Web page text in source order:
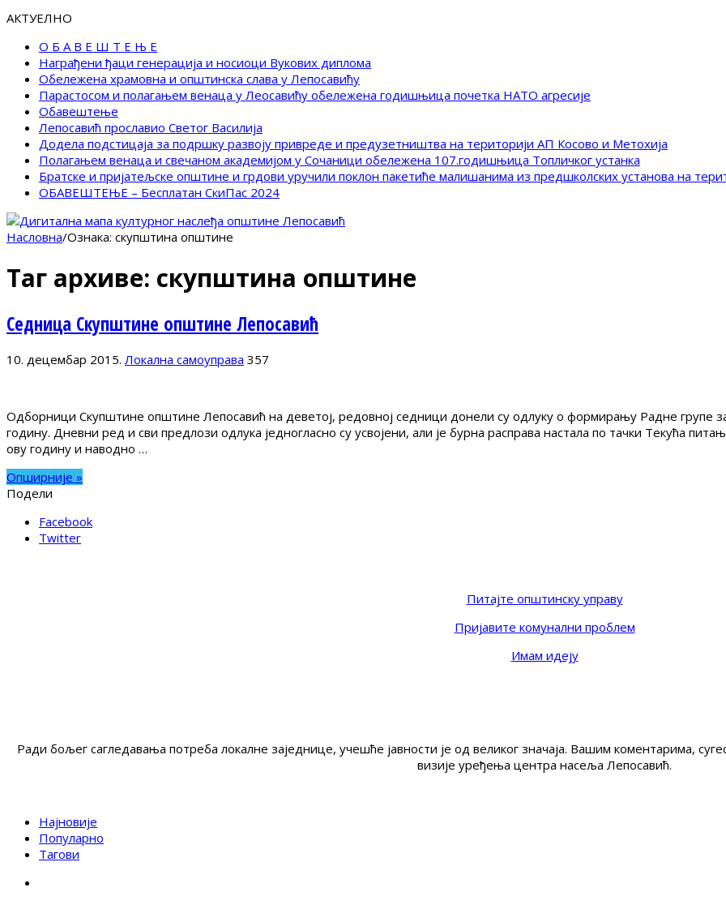
АКТУЕЛНО
О Б А В Е Ш Т Е Њ Е
Награђени ђаци генерација и носиоци Вукових диплома
Обележена храмовна и општинска слава у Лепосавићу
Парастосом и полагањем венаца у Леосавићу обележена годишњица почетка НАТО агресије
Обавештење
Лепосавић прославио Светог Василија
Додела подстицаја за подршку развоју привреде и предузетништва на територији АП Косово и Метохија
Полагањем венаца и свечаном академијом у Сочаници обележена 107.годишњица Топличког устанка
Братске и пријатељске општине и грдови уручили поклон пакетиће малишанима из предшколских установа на
ОБАВЕШТЕЊЕ – Бесплатан СкиПас 2024
Насловна/Ознака: скупштина општине
Таг архиве: скупштина општине
Седница Скупштине општине Лепосавић
10. децембар 2015. Локална самоуправа 357
Одборници Скупштине општине Лепосавић на деветој, редовној седници донели су одлуку о формирању Радне групе
годину. Дневни ред и сви предлози одлука једногласно су усвојени, али је бурна расправа настала по тачки Текућа
ову годину и наводно …
Опширније »
Подели
Facebook
Twitter
Питајте општинску управу
Пријавите комунални проблем
Имам идеју
Ради бољег сагледавања потреба локалне заједнице, учешће јавности је од великог значаја. Вашим коментарима,
визије уређења центра насеља Лепосавић.
Најновије
Популарно
Тагови